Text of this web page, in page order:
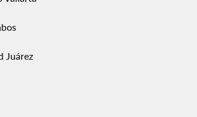
Juárez